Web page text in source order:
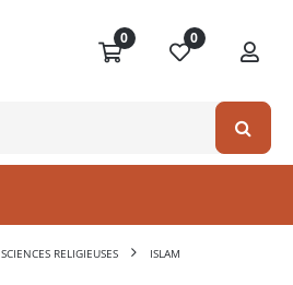
0 0
SCIENCES RELIGIEUSES
ISLAM